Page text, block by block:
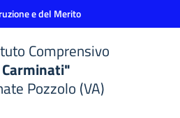
e del Merito
Comprensivo
Carminati"
Pozzolo (VA)